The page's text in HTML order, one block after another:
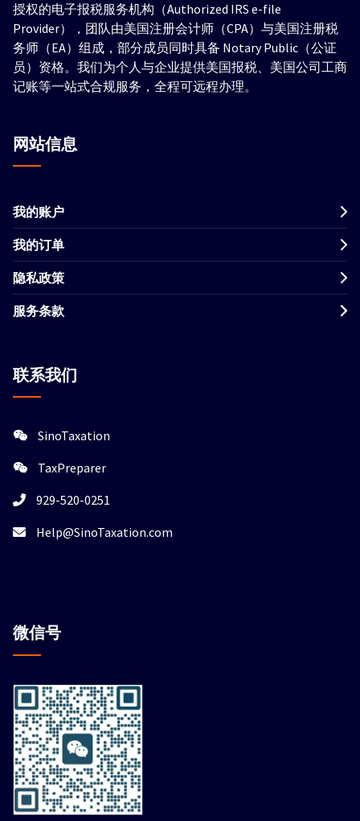
授权的电子报税服务机构（Authorized IRS e-file
Provider），团队由美国注册会计师（CPA）与美国注册税
务师（EA）组成，部分成员同时具备 Notary Public（公证
员）资格。我们为个人与企业提供美国报税、美国公司工商
记账等一站式合规服务，全程可远程办理。
网站信息
我的账户
我的订单
隐私政策
服务条款
联系我们
SinoTaxation
TaxPreparer
929-520-0251
Help@SinoTaxation.com
微信号